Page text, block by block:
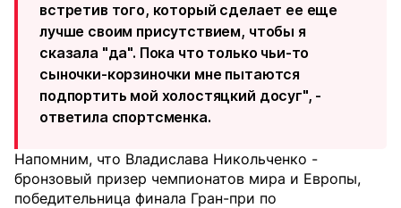
встретив того, который сделает ее еще
лучше своим присутствием, чтобы я
сказала "да". Пока что только чьи-то
сыночки-корзиночки мне пытаются
подпортить мой холостяцкий досуг", -
ответила спортсменка.
Напомним, что Владислава Никольченко -
бронзовый призер чемпионатов мира и Европы,
победительница финала Гран-при по